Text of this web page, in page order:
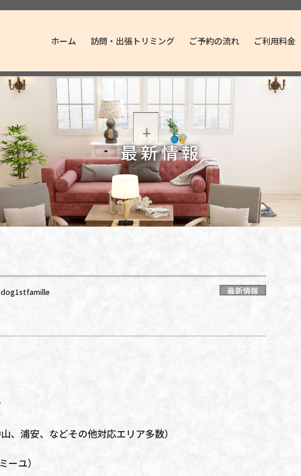
ホーム 訪問・出張トリミング ご予約の流れ ご利用料金
最新情報
dog1stfamille 最新情報
、浦安、などその他対応エリア多数）
ユ）